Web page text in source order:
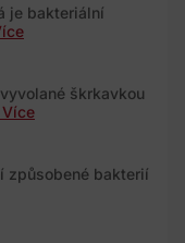
je bakteriální
škrkavkou
Více
způsobené bakterií